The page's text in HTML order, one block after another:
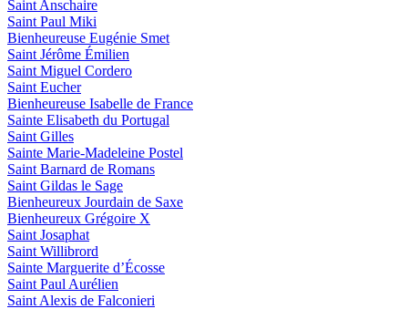
Saint Anschaire
Saint Paul Miki
Bienheureuse Eugénie Smet
Saint Jérôme Émilien
Saint Miguel Cordero
Saint Eucher
Bienheureuse Isabelle de France
Sainte Elisabeth du Portugal
Saint Gilles
Sainte Marie-Madeleine Postel
Saint Barnard de Romans
Saint Gildas le Sage
Bienheureux Jourdain de Saxe
Bienheureux Grégoire X
Saint Josaphat
Saint Willibrord
Sainte Marguerite d’Écosse
Saint Paul Aurélien
Saint Alexis de Falconieri